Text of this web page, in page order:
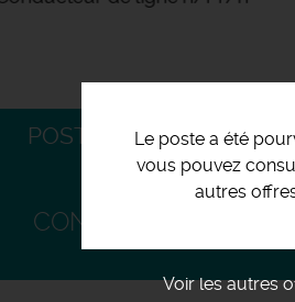
Le poste a été
vous pouvez
autres
Voir les autres
POSTULEZ
CONDUCTEUR DE